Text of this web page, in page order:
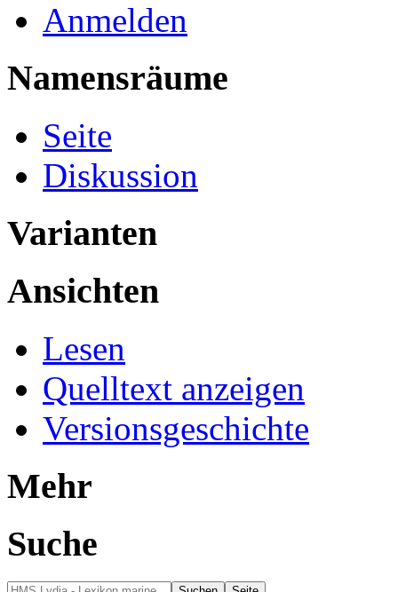
Anmelden
Namensräume
Seite
Diskussion
Varianten
Ansichten
Lesen
Quelltext anzeigen
Versionsgeschichte
Mehr
Suche